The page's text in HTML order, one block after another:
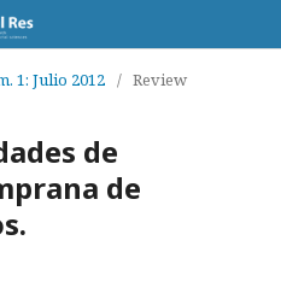
1: Julio 2012 / Review
de
de